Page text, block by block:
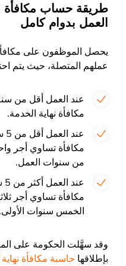
طريقة حساب مكافأة
العمل بدوام كامل
يحصل الموظفون على
عملهم المتصلة، حيث يتم
عند العمل أقل من
مكافأة نهاية الخدمة.
مكافأة تساوي أجر
من سنوات العمل.
مكافأة تساوي أجر
الخمس سنوات الأولى.
وقد سهَّلت الحكومة على
بإطلاقها حاسبة مكافأة